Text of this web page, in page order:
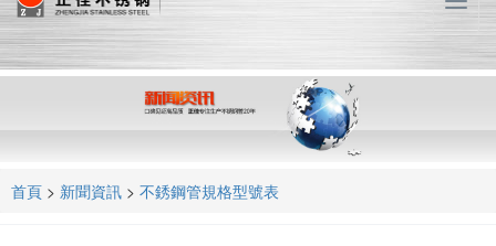
o
g
n
首頁 > 新聞資訊 > 不銹鋼管規格型號表